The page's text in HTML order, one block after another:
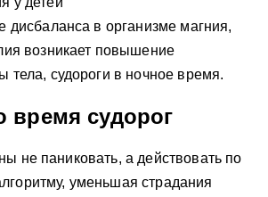
дисбаланса в организме магния,
возникает повышение
тела, судороги в ночное время.
судорог
не паниковать, а действовать по
уменьшая страдания